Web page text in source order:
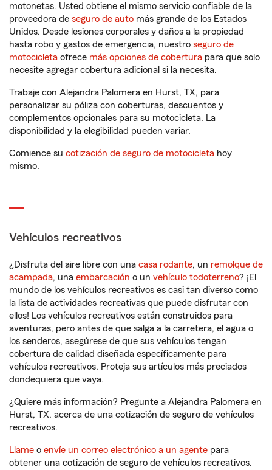
motonetas. Usted obtiene el mismo servicio confiable de la
proveedora de seguro de auto más grande de los Estados
Unidos. Desde lesiones corporales y daños a la propiedad
hasta robo y gastos de emergencia, nuestro seguro de
motocicleta ofrece más opciones de cobertura para que solo
necesite agregar cobertura adicional si la necesita.
Trabaje con Alejandra Palomera en Hurst, TX, para
personalizar su póliza con coberturas, descuentos y
complementos opcionales para su motocicleta. La
disponibilidad y la elegibilidad pueden variar.
Comience su cotización de seguro de motocicleta hoy
mismo.
Vehículos recreativos
¿Disfruta del aire libre con una casa rodante, un remolque de
acampada, una embarcación o un vehículo todoterreno? ¡El
mundo de los vehículos recreativos es casi tan diverso como
la lista de actividades recreativas que puede disfrutar con
ellos! Los vehículos recreativos están construidos para
aventuras, pero antes de que salga a la carretera, el agua o
los senderos, asegúrese de que sus vehículos tengan
cobertura de calidad diseñada específicamente para
vehículos recreativos. Proteja sus artículos más preciados
dondequiera que vaya.
¿Quiere más información? Pregunte a Alejandra Palomera en
Hurst, TX, acerca de una cotización de seguro de vehículos
recreativos.
Llame o envíe un correo electrónico a un agente para
obtener una cotización de seguro de vehículos recreativos.